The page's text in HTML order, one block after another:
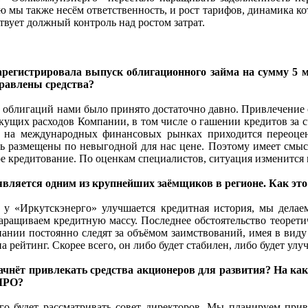
мы также несём ответственность, и рост тарифов, динамика
должный контроль над ростом затрат.
выпуск облигационного займа на сумму 5
средства?
нами было принято достаточно давно. Привлечение
расходов Компании, в том числе о гашении кредитов за
международных финансовых рынках приходится
размещены по невыгодной для нас цене. Поэтому имеет
кредитование. По оценкам специалистов, ситуация
одним из крупнейших заёмщиков в регионе. Как
улучшается кредитная история, мы
кредитную массу. Последнее обстоятельство
постоянно следят за объёмом заимствований, имея в
рейтинг. Скорее всего, он либо будет стабилен, либо будет
привлекать средства акционеров для развития? На